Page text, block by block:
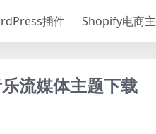
插件 Shopify电商
流媒体主题下载